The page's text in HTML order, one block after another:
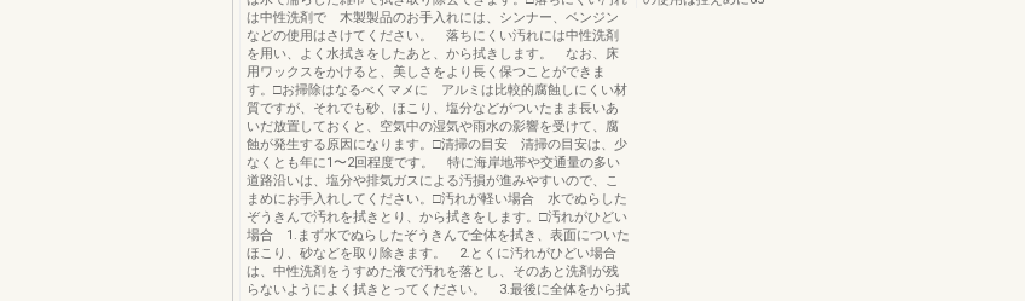
は中性洗剤で 木製製品のお手入れには、シンナー、ベンジン
などの使用はさけてください。 落ちにくい汚れには中性洗剤
を用い、よく水拭きをしたあと、から拭きします。 なお、床
用ワックスをかけると、美しさをより長く保つことができま
す。□お掃除はなるべくマメに アルミは比較的腐蝕しにくい材
質ですが、それでも砂、ほこり、塩分などがついたまま長いあ
いだ放置しておくと、空気中の湿気や雨水の影響を受けて、腐
蝕が発生する原因になります。□清掃の目安 清掃の目安は、少
なくとも年に1〜2回程度です。 特に海岸地帯や交通量の多い
道路沿いは、塩分や排気ガスによる汚損が進みやすいので、こ
まめにお手入れしてください。□汚れが軽い場合 水でぬらした
ぞうきんで汚れを拭きとり、から拭きをします。□汚れがひどい
場合 1.まず水でぬらしたぞうきんで全体を拭き、表面についた
ほこり、砂などを取り除きます。 2.とくに汚れがひどい場合
は、中性洗剤をうすめた液で汚れを落とし、そのあと洗剤が残
らないようによく拭きとってください。 3.最後に全体をから拭